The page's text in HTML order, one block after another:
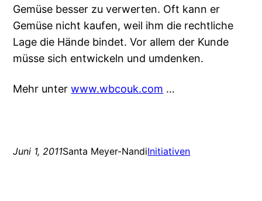
Gemüse besser zu verwerten. Oft kann er
Gemüse nicht kaufen, weil ihm die rechtliche
Lage die Hände bindet. Vor allem der Kunde
müsse sich entwickeln und umdenken.
Mehr unterwww.wbcouk.com …
Juni 1, 2011Santa Meyer-NandiInitiativen